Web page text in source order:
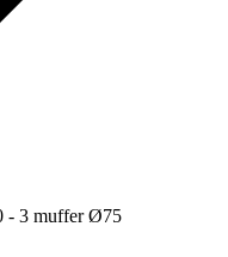
- 3 muffer Ø75